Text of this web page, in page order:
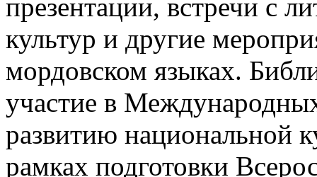
презентации, встречи с
культур и другие
мордовском языках.
участие в
развитию национальной
рамках подготовки